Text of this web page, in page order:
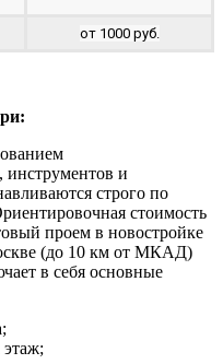
от 1000 руб.
инструментов и
строго по
стоимость
проем в новостройке
(до 10 км от МКАД)
в себя основные